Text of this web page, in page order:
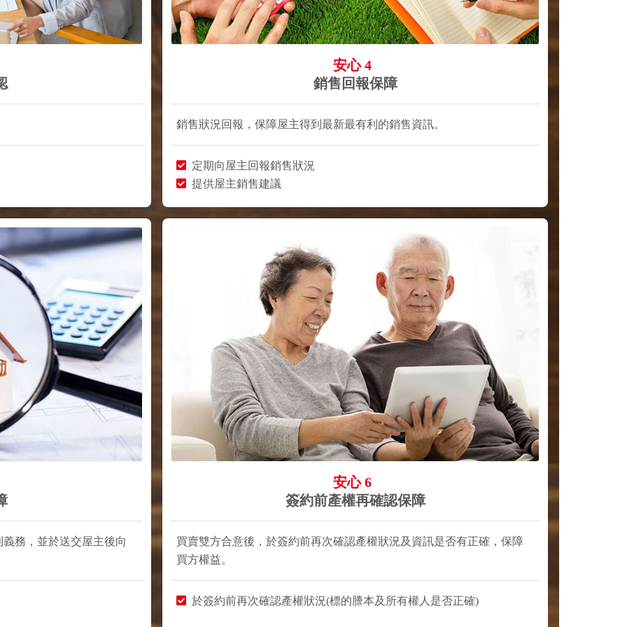
安心 4
銷售回報保障
銷售狀況回報，保障屋主得到最新最有利的銷售資訊。
定期向屋主回報銷售狀況
提供屋主銷售建議
務，並於送交屋主後向
安心 6
簽約前產權再確認保障
買賣雙方合意後，於簽約前再次確認產權狀況及資訊是否有正確，保障
買方權益。
於簽約前再次確認產權狀況(標的謄本及所有權人是否正確)